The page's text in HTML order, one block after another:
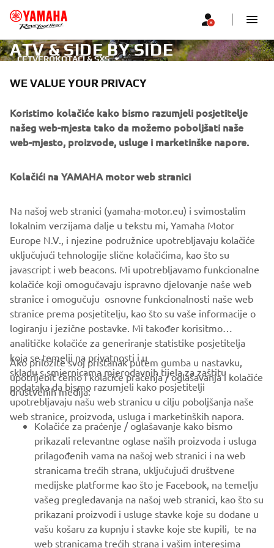
ČETVEROKOTAČI & SXS
ATV & SIDE BY SIDE
CORPORATE
FOR BUSINESS
MORE YAMAHA
SUPPORT
BILTEN
Budite prvi koji će saznati o najnovijim ponudama, posebnim
događajima, novim izdanjima i još mnogo toga
PRETPLATITE SE
Pročitajte našu Politiku privatnosti kako biste saznali kako
obrađujemo vaše osobne podatke:Pravila o Zaštiti Privatnosti
Bosnia (Croatian)
© Copyright - 2026 Yamaha Motor Europe N.V. - All Rights
WE VALUE YOUR PRIVACY
Koristimo kolačiće kako bismo razumjeli posjetitelje
našeg web-mjesta tako da možemo poboljšati naše
web-mjesto, proizvode, usluge i marketinške napore.
Kolačići na YAMAHA motor web stranici
Na našoj web stranici (yamaha-motor.eu) i svimostalim
lokalnim verzijama dalje u tekstu mi, Yamaha Motor
Europe N.V., i njezine podružnice upotrebljavaju kolačiće
uključujući tehnologije slične kolačićima, kao što su
javascript i web beacons. Mi upotrebljavamo funkcionalne
kolačiće koji omogučavaju ispravno djelovanje naše web
stranice i omogučuju osnovne funkcionalnosti naše web
stranice prema posjetitelju, kao što su vaše informacije o
logiranju i jezične postavke. Mi također korisitmo
analitičke kolačiće za generiranje statistike posjetitelja
koja se temelji na privatnosti i u
skladu s smjernicama mjerodavnih tijela za zaštitu
podataka da bismo razumjeli kako posjetitelji
upotrebljavaju našu web stranicu u cilju poboljšanja naše
web stranice, proizvoda, usluga i marketinških napora.
Ako priložite svoj pristanak putem gumba u nastavku,
upotrijebit ćemo i kolačiće praćenja / oglašavanja i kolačiće
društvenih medija:
Kolačiće za praćenje / oglašavanje kako bismo
prikazali relevantne oglase naših proizvoda i usluga
prilagođenih vama na našoj web stranici i na web
stranicama trećih strana, uključujući društvene
medijske platforme kao što je Facebook, na temelju
vašeg pregledavanja na našoj web stranici, kao što su
prikazani proizvodi i usluge stavke koje su dodane u
vašu košaru za kupnju i stavke koje ste kupili, te na
web stranicama trećih strana i vašim interesima